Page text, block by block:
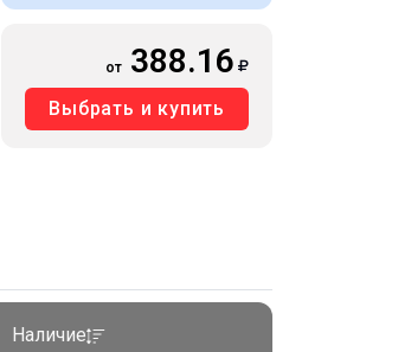
от 388.16
Выбрать и купить
Наличие